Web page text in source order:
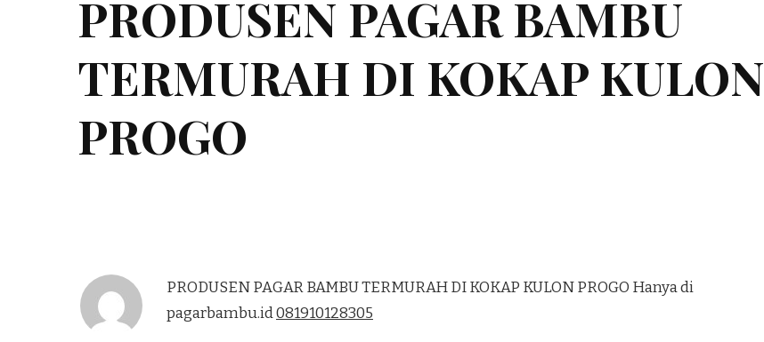
PRODUSEN PAGAR BAMBU
TERMURAH DI KOKAP KULON
PROGO
PRODUSEN PAGAR BAMBU TERMURAH DI KOKAP KULON PROGO Hanya di
pagarbambu.id081910128305